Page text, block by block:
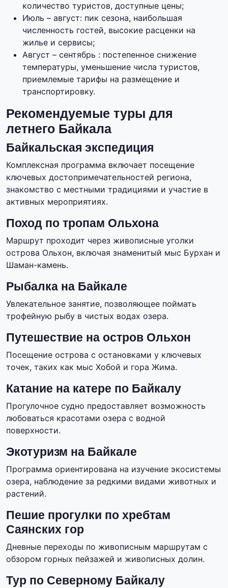
количество туристов, доступные цены;
Июль – август: пик сезона, наибольшая
численность гостей, высокие расценки на
жилье и сервисы;
Август – сентябрь : постепенное снижение
температуры, уменьшение числа туристов,
приемлемые тарифы на размещение и
транспортировку.
Рекомендуемые туры для
летнего Байкала
Байкальская экспедиция
Комплексная программа включает посещение
ключевых достопримечательностей региона,
знакомство с местными традициями и участие в
активных мероприятиях.
Поход по тропам Ольхона
Маршрут проходит через живописные уголки
острова Ольхон, включая знаменитый мыс Бурхан и
Шаман-камень.
Рыбалка на Байкале
Увлекательное занятие, позволяющее поймать
трофейную рыбу в чистых водах озера.
Путешествие на остров Ольхон
Посещение острова с остановками у ключевых
точек, таких как мыс Хобой и гора Жима.
Катание на катере по Байкалу
Прогулочное судно предоставляет возможность
любоваться красотами озера с водной
поверхности.
Экотуризм на Байкале
Программа ориентирована на изучение экосистемы
озера, наблюдение за редкими видами животных и
растений.
Пешие прогулки по хребтам
Саянских гор
Дневные переходы по живописным маршрутам с
обзором горных пейзажей и живописных долин.
Тур по Северному Байкалу